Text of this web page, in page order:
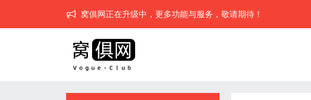
窝俱网正在升级中，更多功能与服务，敬请期待！